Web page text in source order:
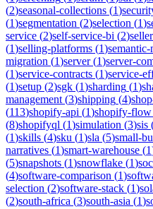
(2)seasonal-collections (1)
(1)segmentation (2)selection (1)
service (2)self-service-bi (2)
(1)selling-platforms (1)semantic-
migration (1)server(1)server-
(1)service-contracts (1)service-
(1)setup (2)sgk (1)sharding (1)
management (3)shipping (4)
(113)shopify-api (1)shopify-flow
(8)shopifyql (1)simulation (3)sis
(1)skills (4)sku (1)sla (5)small-
narratives (1)smart-warehouse (1
(5)snapshots (1)snowflake (1)
(4)software-comparison (1)
selection (2)software-stack (1)
(2)south-africa (3)south-asia (1)